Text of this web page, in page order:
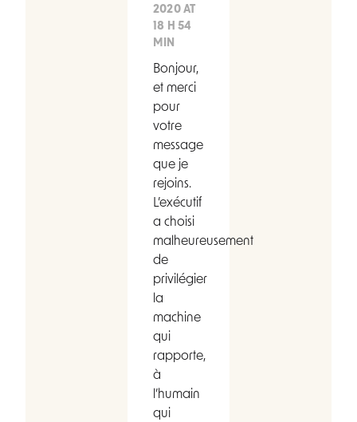
2020 AT
18 H 54
MIN
Bonjour,
et merci
pour
votre
message
que je
rejoins.
L’exécutif
a choisi
malheureusement
de
privilégier
la
machine
qui
rapporte,
à
l’humain
qui